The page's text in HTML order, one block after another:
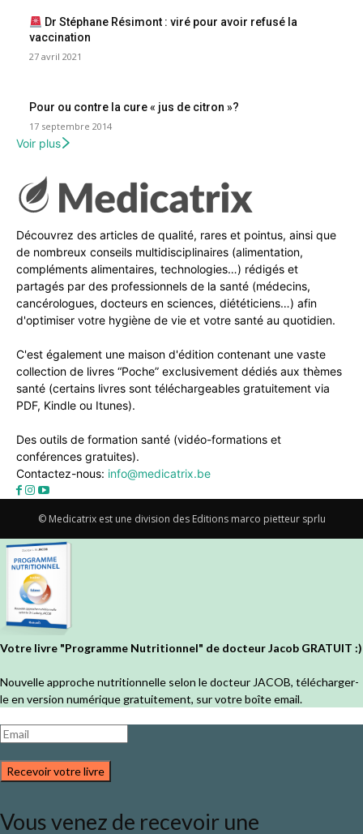
Dr Stéphane Résimont : viré pour avoir refusé la
vaccination
27 avril 2021
Pour ou contre la cure « jus de citron »?
17 septembre 2014
Voir plus
Découvrez des articles de qualité, rares et pointus, ainsi que
de nombreux conseils multidisciplinaires (alimentation,
compléments alimentaires, technologies…) rédigés et
partagés par des professionnels de la santé (médecins,
cancérologues, docteurs en sciences, diététiciens…) afin
d'optimiser votre hygiène de vie et votre santé au quotidien.
C'est également une maison d'édition contenant une vaste
collection de livres “Poche” exclusivement dédiés aux thèmes
santé (certains livres sont téléchargeables gratuitement via
PDF, Kindle ou Itunes).
Des outils de formation santé (vidéo-formations et
conférences gratuites).
Contactez-nous: info@medicatrix.be
© Medicatrix est une division des Editions marco pietteur sprlu
Votre livre "Programme Nutritionnel" de docteur Jacob GRATUIT :)
Nouvelle approche nutritionnelle selon le docteur JACOB, télécharger-
le en version numérique gratuitement, sur votre boîte email.
Recevoir votre livre
Vous venez de recevoir une